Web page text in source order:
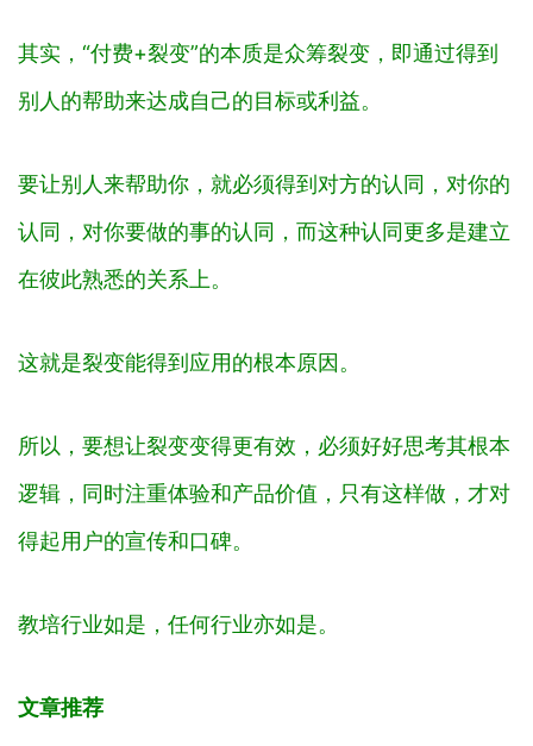
其实，“付费+裂变”的本质是众筹裂变，即通过得到
别人的帮助来达成自己的目标或利益。
要让别人来帮助你，就必须得到对方的认同，对你的
认同，对你要做的事的认同，而这种认同更多是建立
在彼此熟悉的关系上。
这就是裂变能得到应用的根本原因。
所以，要想让裂变变得更有效，必须好好思考其根本
逻辑，同时注重体验和产品价值，只有这样做，才对
得起用户的宣传和口碑。
教培行业如是，任何行业亦如是。
文章推荐